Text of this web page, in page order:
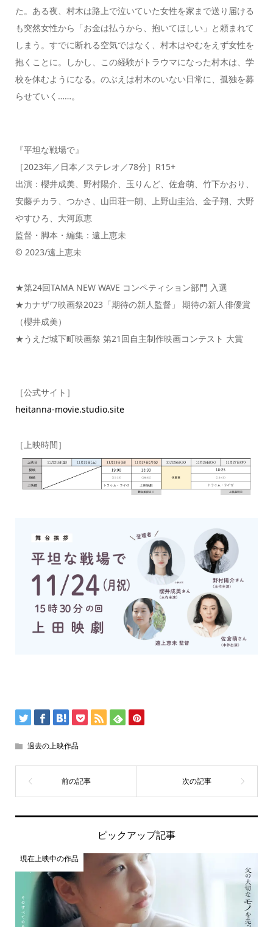
た。ある夜、村木は路上で泣いていた女性を家まで送り届ける
も突然女性から「お金は払うから、抱いてほしい」と頼まれて
しまう。すでに断れる空気ではなく、村木はやむをえず女性を
抱くことに。しかし、この経験がトラウマになった村木は、学
校を休むようになる。のぶえは村木のいない日常に、孤独を募
らせていく……。
『平坦な戦場で』
［2023年／日本／ステレオ／78分］R15+
出演：櫻井成美、野村陽介、玉りんど、佐倉萌、竹下かおり、
安藤チカラ、つかさ、山田荘一朗、上野山圭治、金子翔、大野
やすひろ、大河原恵
監督・脚本・編集：遠上恵未
© 2023/遠上恵未
★第24回TAMA NEW WAVE コンペティション部門 入選
★カナザワ映画祭2023「期待の新人監督」 期待の新人俳優賞
（櫻井成美）
★うえだ城下町映画祭 第21回自主制作映画コンテスト 大賞
［公式サイト］
heitanna-movie.studio.site
［上映時間］
過去の上映作品
ピックアップ記事
現在上映中の作品